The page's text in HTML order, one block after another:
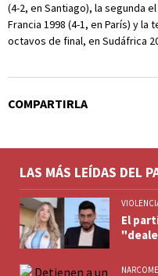
(4-2, en Santiago), la segunda
Francia 1998 (4-1, en París) y
octavos de final, en Sudáfrica
COMPARTIRLA
LAS MÁS LEÍDAS DEL
El